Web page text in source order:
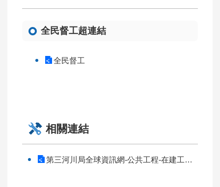
全民督工超連結
全民督工
相關連結
第三河川局全球資訊網-公共工程-在建工程-區域排水-旱溪排水(萬安橋至樹王橋)整治工程